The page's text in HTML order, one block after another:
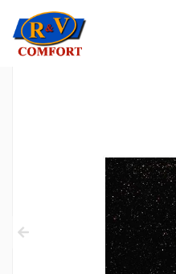
Կերամիկական
հավաքածուներ
Պատի
Կարնիզներ և